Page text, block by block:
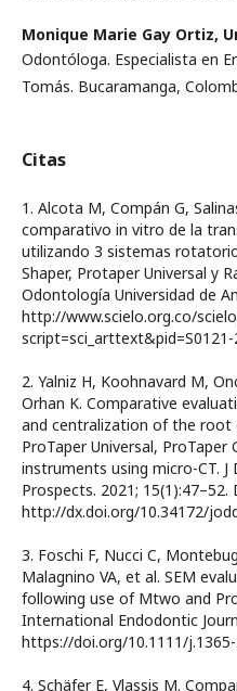
Monique Marie Gay Ortiz,
Odontóloga. Especialista en
Tomás. Bucaramanga,
Citas
1. Alcota M, Compán G,
comparativo in vitro de la
utilizando 3 sistemas
Shaper, Protaper Universal y
Odontología Universidad de
http://www.scielo.org.co/
2. Yalniz H, Koohnavard M,
Orhan K. Comparative
and centralization of the root
ProTaper Universal, ProTaper
instruments using micro-CT.
Prospects. 2021; 15(1):47–52.
http://dx.doi.org/10.34172/
3. Foschi F, Nucci C,
Malagnino VA, et al. SEM
following use of Mtwo and
International Endodontic
https://doi.org/10.1111/
4. Schäfer E, Vlassis M.